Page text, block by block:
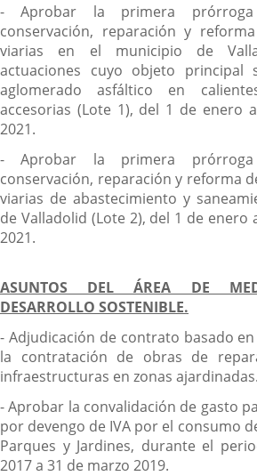
- Aprobar la primera
conservación, reparación y
viarias en el municipio de
actuaciones cuyo objeto principal
aglomerado asfáltico en
accesorias (Lote 1), del 1 de enero
2021.
- Aprobar la primera
conservación, reparación y reforma
viarias de abastecimiento y
de Valladolid (Lote 2), del 1 de enero
2021.
ASUNTOS DEL ÁREA DE
DESARROLLO SOSTENIBLE.
- Adjudicación de contrato basado
la contratación de obras de
infraestructuras en zonas ajardinadas.
- Aprobar la convalidación de gasto
por devengo de IVA por el consumo
Parques y Jardines, durante el
2017 a 31 de marzo 2019.